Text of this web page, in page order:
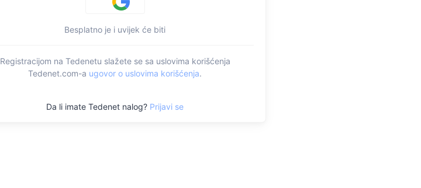
Besplatno je i uvijek će biti
Registracijom na Tedenetu slažete se sa uslovima korišćenja
Tedenet.com-a ugovor o uslovima korišćenja.
Da li imate Tedenet nalog? Prijavi se